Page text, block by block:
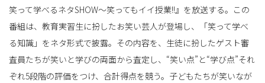
替
笑って学べるネタSHOW～笑ってもイイ授業!!』を放送する。この
番組は、教育実習生に扮したお笑い芸人が登場し、「笑って学べ
る知識」をネタ形式で披露。その内容を、生徒に扮したゲスト審
査員たちが笑いと学びの両面から査定し、“笑い点”と“学び点”それ
ぞれ5段階の評価をつけ、合計得点を競う。子どもたちが笑いなが